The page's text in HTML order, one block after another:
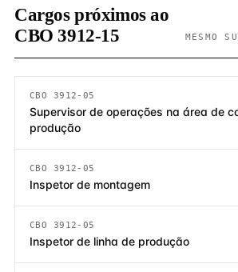
Cargos próximos ao
CBO 3912-15
MESMO
CBO 3912-05
Supervisor de operações na área de
produção
CBO 3912-05
Inspetor de montagem
CBO 3912-05
Inspetor de linha de produção